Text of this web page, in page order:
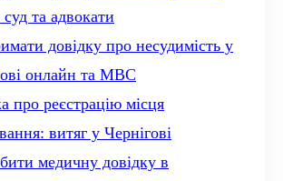
та адвокати
довідку про несудимість у
онлайн та МВС
про реєстрацію місця
витяг у Чернігові
медичну довідку в